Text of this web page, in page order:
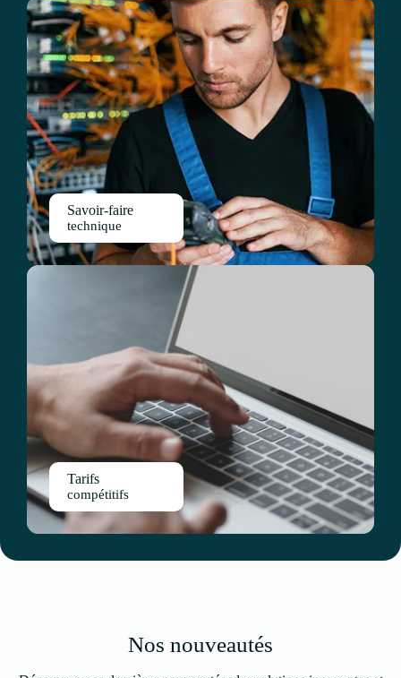
Savoir-faire
technique
Tarifs
compétitifs
Nos nouveautés